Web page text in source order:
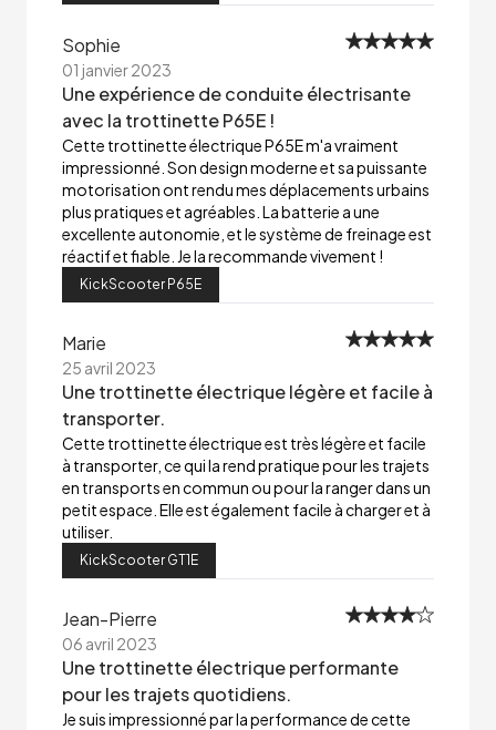
Sophie
01 janvier 2023
Une expérience de conduite électrisante
avec la trottinette P65E !
Cette trottinette électrique P65E m'a vraiment
impressionné. Son design moderne et sa puissante
motorisation ont rendu mes déplacements urbains
plus pratiques et agréables. La batterie a une
excellente autonomie, et le système de freinage est
réactif et fiable. Je la recommande vivement !
KickScooter P65E
Marie
25 avril 2023
Une trottinette électrique légère et facile à
transporter.
Cette trottinette électrique est très légère et facile
à transporter, ce qui la rend pratique pour les trajets
en transports en commun ou pour la ranger dans un
petit espace. Elle est également facile à charger et à
utiliser.
KickScooter GT1E
Jean-Pierre
06 avril 2023
Une trottinette électrique performante
pour les trajets quotidiens.
Je suis impressionné par la performance de cette